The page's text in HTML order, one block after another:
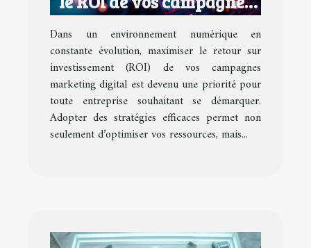
marketing digital
Dans un environnement numérique en
constante évolution, maximiser le retour sur
investissement (ROI) de vos campagnes
marketing digital est devenu une priorité pour
toute entreprise souhaitant se démarquer.
Adopter des stratégies efficaces permet non
seulement d’optimiser vos ressources, mais...